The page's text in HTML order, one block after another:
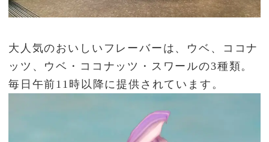
大人気のおいしいフレーバーは、ウベ、ココナ
ッツ、ウベ・ココナッツ・スワールの3種類。
毎日午前11時以降に提供されています。